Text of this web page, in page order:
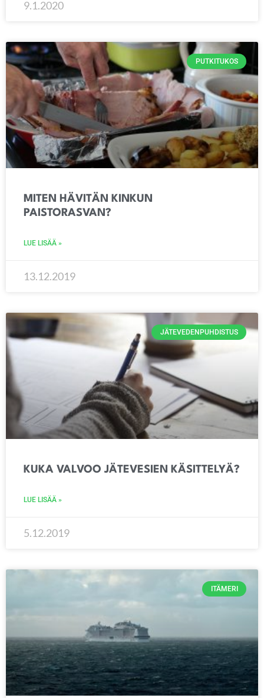
9.1.2020
PUTKITUKOS
MITEN HÄVITÄN KINKUN
PAISTORASVAN?
LUE LISÄÄ »
13.12.2019
JÄTEVEDENPUHDISTUS
KUKA VALVOO JÄTEVESIEN KÄSITTELYÄ?
LUE LISÄÄ »
5.12.2019
ITÄMERI